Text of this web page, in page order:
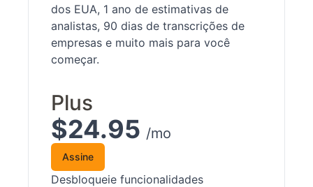
dos EUA, 1 ano de estimativas de
analistas, 90 dias de transcrições de
empresas e muito mais para você
começar.
Plus
$24.95 /mo
Assine
Desbloqueie funcionalidades